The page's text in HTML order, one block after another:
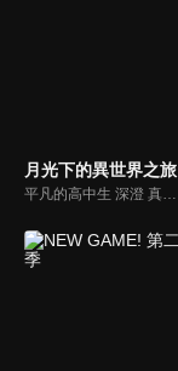
月光下的異世界之旅
平凡的高中生 深澄 真，因為某件事而以 "勇者" 之名被召喚到異世界。但是那個世界的女神卻以「臉長的太醜」的原因所漫罵，因而馬上被剝奪 "勇者" 的稱號，並且被丟飛到最遙遠的荒野中。徬徨於荒野之中的 真 在那裡遇到的是 龍、蜘蛛、食人鬼或是矮人等各式各樣的種族。